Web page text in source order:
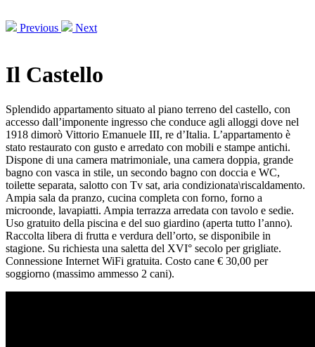
Previous Next
Il Castello
Splendido appartamento situato al piano terreno del castello, con
accesso dall’imponente ingresso che conduce agli alloggi dove nel
1918 dimorò Vittorio Emanuele III, re d’Italia. L’appartamento è
stato restaurato con gusto e arredato con mobili e stampe antichi.
Dispone di una camera matrimoniale, una camera doppia, grande
bagno con vasca in stile, un secondo bagno con doccia e WC,
toilette separata, salotto con Tv sat, aria condizionata\riscaldamento.
Ampia sala da pranzo, cucina completa con forno, forno a
microonde, lavapiatti. Ampia terrazza arredata con tavolo e sedie.
Uso gratuito della piscina e del suo giardino (aperta tutto l’anno).
Raccolta libera di frutta e verdura dell’orto, se disponibile in
stagione. Su richiesta una saletta del XVI° secolo per grigliate.
Connessione Internet WiFi gratuita. Costo cane € 30,00 per
soggiorno (massimo ammesso 2 cani).